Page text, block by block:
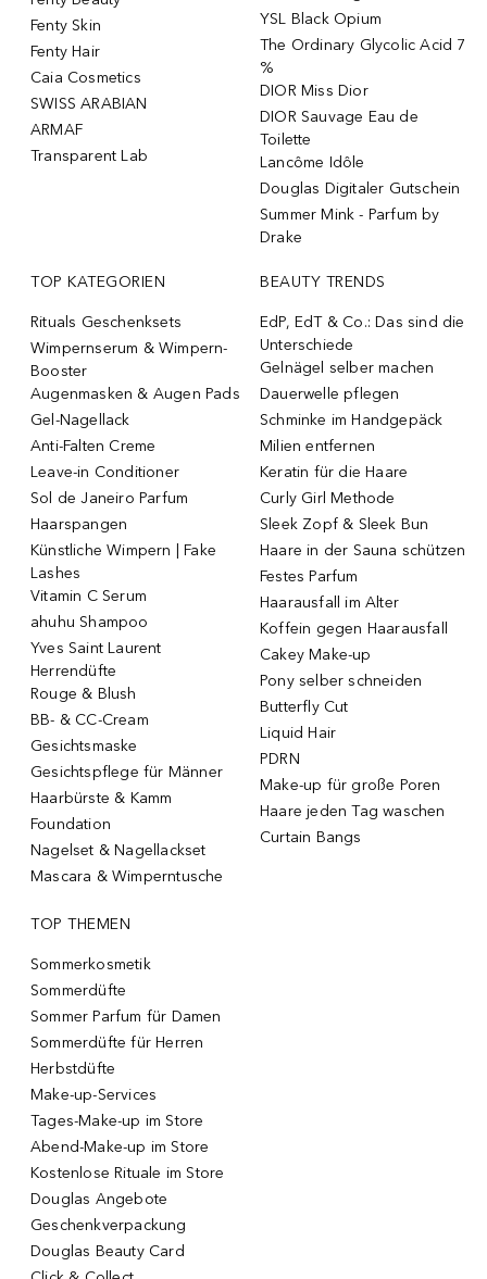
Fenty Skin
Fenty Hair
Caia Cosmetics
SWISS ARABIAN
ARMAF
Transparent Lab
YSL Black Opium
The Ordinary Glycolic Acid 7
%
DIOR Miss Dior
DIOR Sauvage Eau de
Toilette
Lancôme Idôle
Douglas Digitaler Gutschein
Summer Mink - Parfum by
Drake
TOP KATEGORIEN
Rituals Geschenksets
Wimpernserum & Wimpern-
Booster
Augenmasken & Augen Pads
Gel-Nagellack
Anti-Falten Creme
Leave-in Conditioner
Sol de Janeiro Parfum
Haarspangen
Künstliche Wimpern | Fake
Lashes
Vitamin C Serum
ahuhu Shampoo
Yves Saint Laurent
Herrendüfte
Rouge & Blush
BB- & CC-Cream
Gesichtsmaske
Gesichtspflege für Männer
Haarbürste & Kamm
Foundation
Nagelset & Nagellackset
Mascara & Wimperntusche
BEAUTY TRENDS
EdP, EdT & Co.: Das sind die
Unterschiede
Gelnägel selber machen
Dauerwelle pflegen
Schminke im Handgepäck
Milien entfernen
Keratin für die Haare
Curly Girl Methode
Sleek Zopf & Sleek Bun
Haare in der Sauna schützen
Festes Parfum
Haarausfall im Alter
Koffein gegen Haarausfall
Cakey Make-up
Pony selber schneiden
Butterfly Cut
Liquid Hair
PDRN
Make-up für große Poren
Haare jeden Tag waschen
Curtain Bangs
TOP THEMEN
Sommerkosmetik
Sommerdüfte
Sommer Parfum für Damen
Sommerdüfte für Herren
Herbstdüfte
Make-up-Services
Tages-Make-up im Store
Abend-Make-up im Store
Kostenlose Rituale im Store
Douglas Angebote
Geschenkverpackung
Douglas Beauty Card